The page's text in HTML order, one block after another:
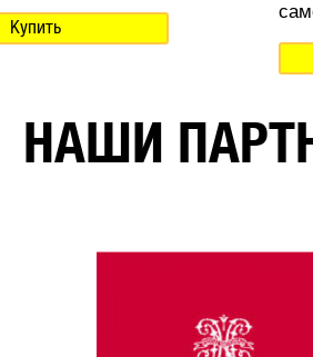
Купить
НАШИ